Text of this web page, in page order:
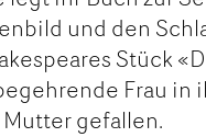
und den
Stück
Frau in
gefallen.